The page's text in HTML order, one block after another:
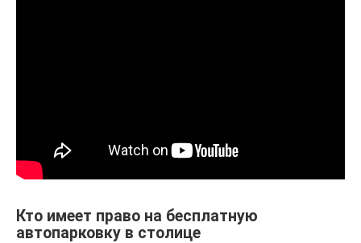
Кто имеет право на бесплатную
автопарковку в столице